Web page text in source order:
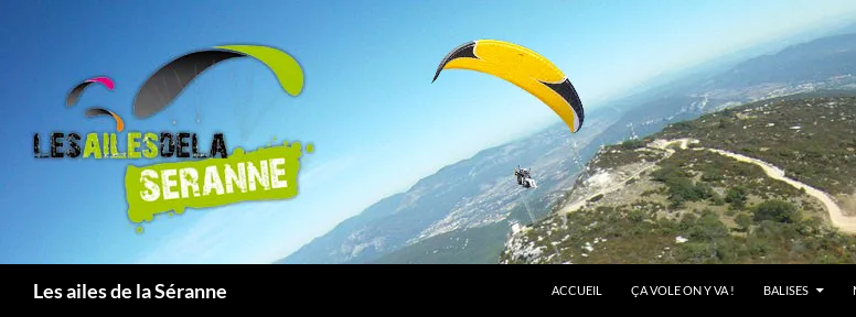
Les ailes de la Séranne ACCUEIL ÇA VOLE ON Y VA ! BALISES